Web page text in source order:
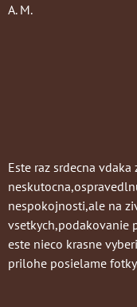
A. M.
Este raz srdecna
nespokojnosti,ale na
vsetkych,podakovanie
este nieco krasne
prilohe posielame